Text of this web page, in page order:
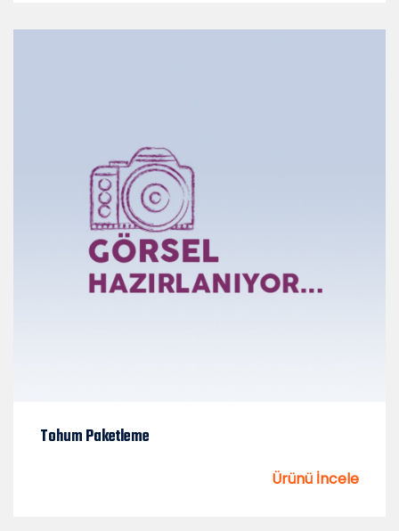
Tohum Paketleme
Ürünü İncele